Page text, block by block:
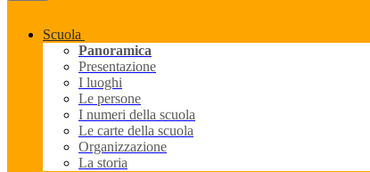
Scuola
Panoramica
Presentazione
I luoghi
Le persone
I numeri della scuola
Le carte della scuola
Organizzazione
La storia